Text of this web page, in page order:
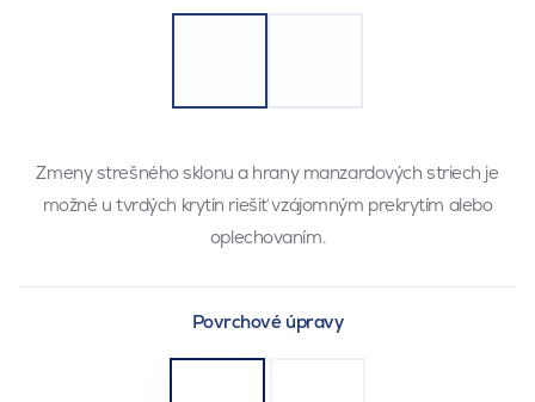
Zmeny strešného sklonu a hrany manzardových striech je
možné u tvrdých krytín riešiť vzájomným prekrytím alebo
oplechovaním.
Povrchové úpravy